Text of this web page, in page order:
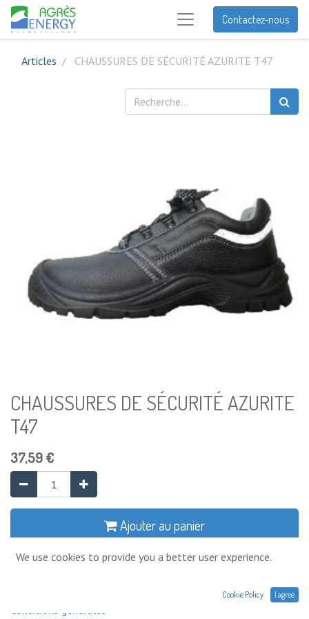
Contactez-nous
Articles CHAUSSURES DE SÉCURITÉ AZURITE T47
CHAUSSURES DE SÉCURITÉ AZURITE
T47
37,59€
Ajouter au panier
Ajouter à la liste de souhaits
Conditions générales
We use cookies to provide you a better user experience.
Cookie Policy I agree